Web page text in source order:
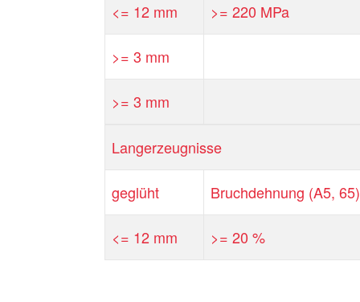
<= 12 mm >= 220 MPa
>= 3 mm
>= 3 mm
Langerzeugnisse
geglüht Bruchdehnung (A5, 65)
<= 12 mm >= 20 %